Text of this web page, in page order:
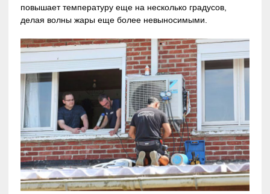
повышает температуру еще на несколько градусов,
делая волны жары еще более невыносимыми.